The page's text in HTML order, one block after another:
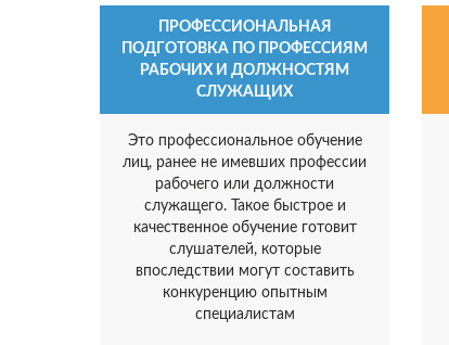
ПРОФЕССИОНАЛЬНАЯ
ПОДГОТОВКА ПО ПРОФЕССИЯМ
РАБОЧИХ И ДОЛЖНОСТЯМ
СЛУЖАЩИХ
Это профессиональное обучение
лиц, ранее не имевших профессии
рабочего или должности
служащего. Такое быстрое и
качественное обучение готовит
слушателей, которые
впоследствии могут составить
конкуренцию опытным
специалистам